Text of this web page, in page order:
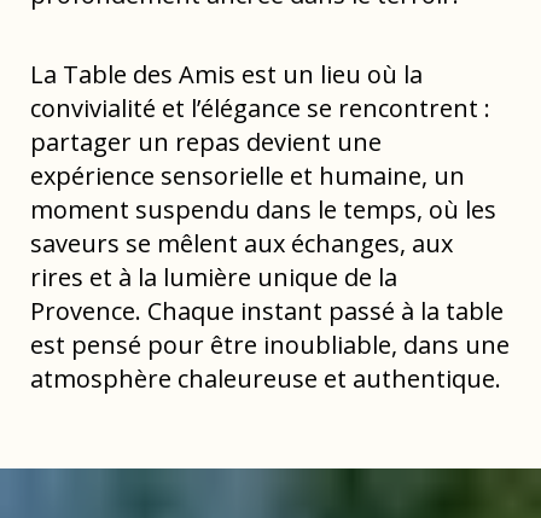
La Table des Amis est un lieu où la
convivialité et l’élégance se rencontrent :
partager un repas devient une
expérience sensorielle et humaine, un
moment suspendu dans le temps, où les
saveurs se mêlent aux échanges, aux
rires et à la lumière unique de la
Provence. Chaque instant passé à la table
est pensé pour être inoubliable, dans une
atmosphère chaleureuse et authentique.